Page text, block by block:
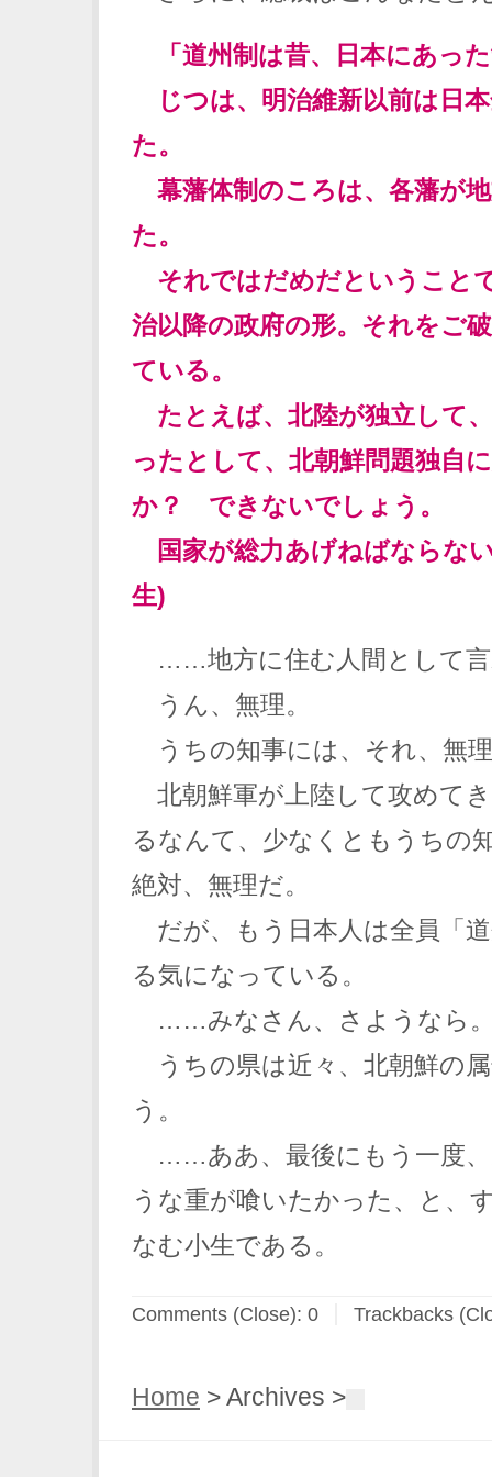
「道州制は昔、日本にあっ
じつは、明治維新以前は日
た。
幕藩体制のころは、各藩が
た。
それではだめだということ
治以降の政府の形。それをご
ている。
たとえば、北陸が独立して
ったとして、北朝鮮問題独自
か？ できないでしょう。
国家が総力あげねばならな
生)
……地方に住む人間として言
うん、無理。
うちの知事には、それ、無
北朝鮮軍が上陸して攻めて
るなんて、少なくともうちの
絶対、無理だ。
だが、もう日本人は全員「
る気になっている。
……みなさん、さようなら
うちの県は近々、北朝鮮の
う。
……ああ、最後にもう一度、
うな重が喰いたかった、と、
なむ小生である。
Comments (Close): 0 Trackbacks
Home > Archives >